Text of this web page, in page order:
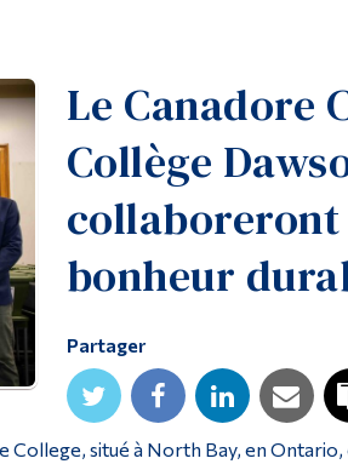
Le Canadore
Collège
collaboreront
bonheur
Partager
situé à North Bay, en
Menu principal
Programmes
Formation continue
Admissions
La vie à Dawson
Futurs étudiants
Étudiants actuels
Corps enseignant et